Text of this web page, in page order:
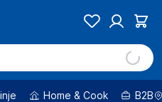
Home & Cook B2B